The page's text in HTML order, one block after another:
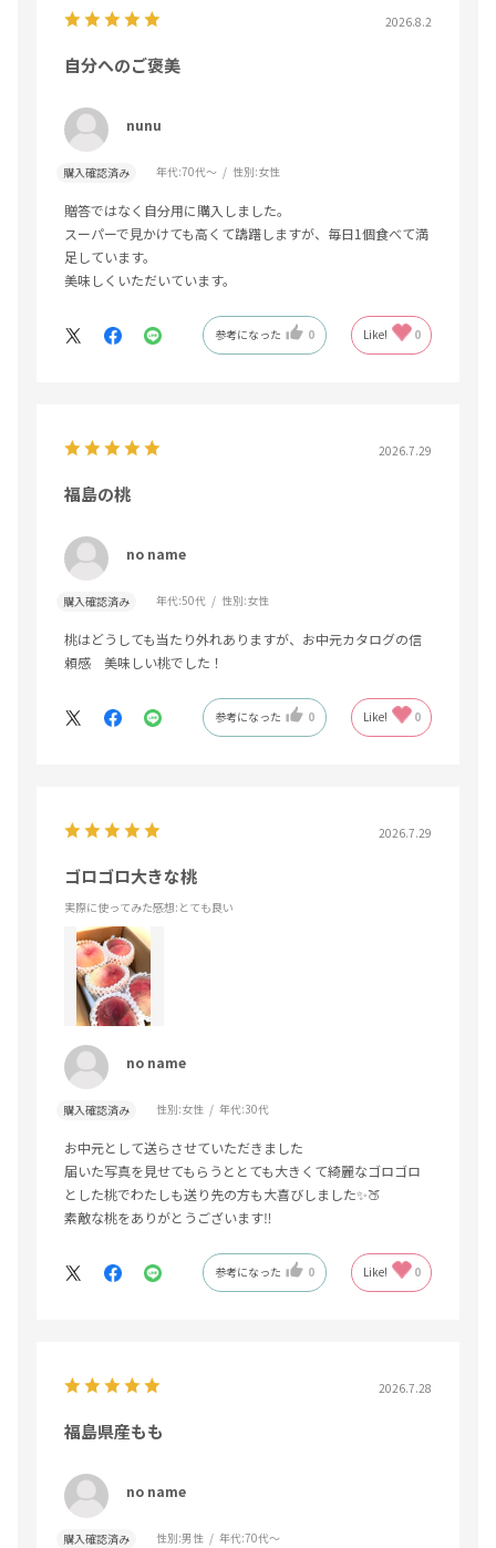
2026.8.2
自分へのご褒美
nunu
購入確認済み 年代:70代～ 性別:女性
贈答ではなく自分用に購入しました。
スーパーで見かけても高くて躊躇しますが、毎日1個食べて満
足しています。
美味しくいただいています。
参考になった 0 Like! 0
2026.7.29
福島の桃
no name
購入確認済み 年代:50代 性別:女性
桃はどうしても当たり外れありますが、お中元カタログの信
頼感 美味しい桃でした！
参考になった 0 Like! 0
2026.7.29
ゴロゴロ大きな桃
実際に使ってみた感想:とても良い
no name
購入確認済み 性別:女性 年代:30代
お中元として送らさせていただきました
届いた写真を見せてもらうととても大きくて綺麗なゴロゴロ
とした桃でわたしも送り先の方も大喜びしました✨️🍑
素敵な桃をありがとうございます‼️
参考になった 0 Like! 0
2026.7.28
福島県産もも
no name
購入確認済み 性別:男性 年代:70代～